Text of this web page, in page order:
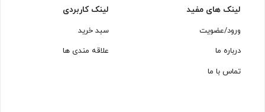
لینک های مفید
ورود/عضویت
درباره ما
تماس با ما
لینک کاربردی
سبد خرید
علاقه مندی ها